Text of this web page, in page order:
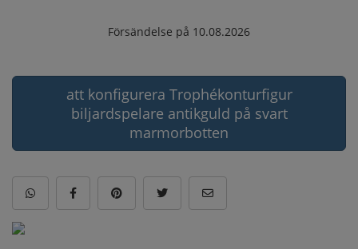
Försändelse på 10.08.2026
att konfigurera Trophékonturfigur
biljardspelare antikguld på svart
marmorbotten